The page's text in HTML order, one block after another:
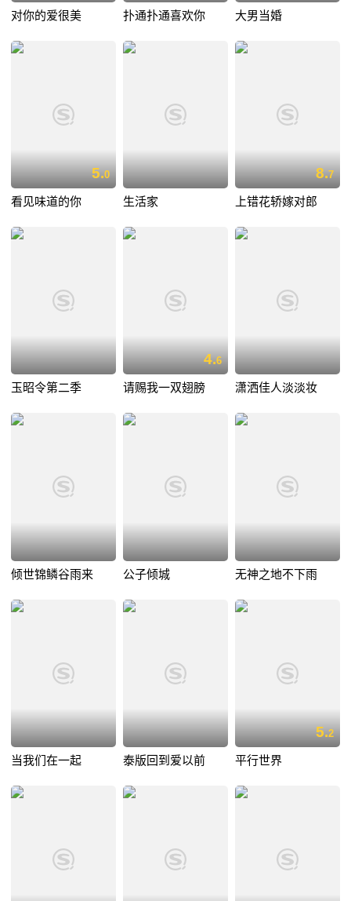
对你的爱很美 扑通扑通喜欢你 大男当婚
5.0
看见味道的你 生活家
8.7
上错花轿嫁对郎
玉昭令第二季
4.6
请赐我一双翅膀 潇洒佳人淡淡妆
倾世锦鳞谷雨来 公子倾城 无神之地不下雨
当我们在一起 泰版回到爱以前
5.2
平行世界